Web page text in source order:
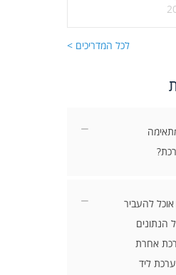
לכל המדריכים >
להעביר
הנתונים
אחרת
ליד